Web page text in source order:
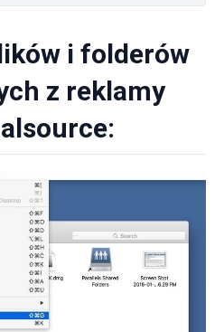
i folderów
z reklamy